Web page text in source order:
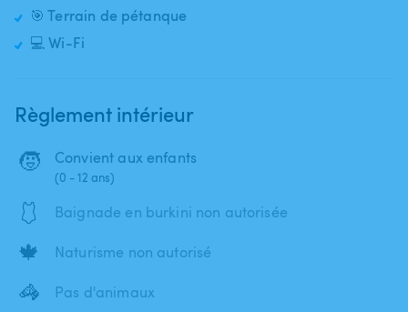
🎯 Terrain de pétanque
💻 Wi-Fi
Règlement intérieur
🧒 Convient aux enfants
(0 - 12 ans)
🩱 Baignade en burkini non autorisée
🍁 Naturisme non autorisé
🦓 Pas d'animaux